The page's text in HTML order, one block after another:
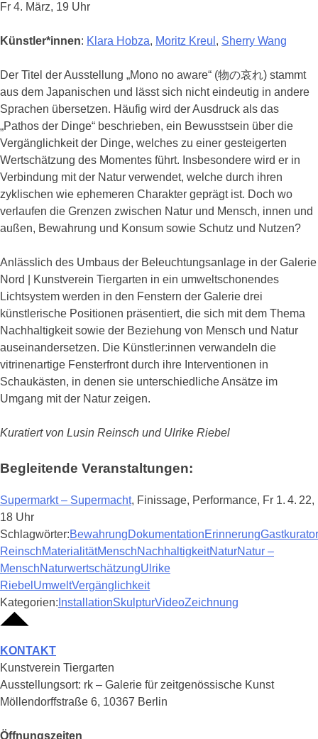
Fr 4. März, 19 Uhr
Künstler*innen: Klara Hobza, Moritz Kreul , Sherry Wang
Der Titel der Ausstellung „Mono no aware“ (物の哀れ) stammt
aus dem Japanischen und lässt sich nicht eindeutig in andere
Sprachen übersetzen. Häufig wird der Ausdruck als das
„Pathos der Dinge“ beschrieben, ein Bewusstsein über die
Vergänglichkeit der Dinge, welches zu einer gesteigerten
Wertschätzung des Momentes führt. Insbesondere wird er in
Verbindung mit der Natur verwendet, welche durch ihren
zyklischen wie ephemeren Charakter geprägt ist. Doch wo
verlaufen die Grenzen zwischen Natur und Mensch, innen und
außen, Bewahrung und Konsum sowie Schutz und Nutzen?
Anlässlich des Umbaus der Beleuchtungsanlage in der Galerie
Nord | Kunstverein Tiergarten in ein umweltschonendes
Lichtsystem werden in den Fenstern der Galerie drei
künstlerische Positionen präsentiert, die sich mit dem Thema
Nachhaltigkeit sowie der Beziehung von Mensch und Natur
auseinandersetzen. Die Künstler:innen verwandeln die
vitrinenartige Fensterfront durch ihre Interventionen in
Schaukästen, in denen sie unterschiedliche Ansätze im
Umgang mit der Natur zeigen.
Kuratiert von Lusin Reinsch und Ulrike Riebel
Begleitende Veranstaltungen:
Supermarkt – Supermacht, Finissage, Performance, Fr 1. 4. 22,
18 Uhr
Schlagwörter:BewahrungDokumentationErinnerung
ReinschMaterialitätMenschNachhaltigkeitNaturNatur –
MenschNaturwertschätzungUlrike
Riebel UmweltVergänglichkeit
Kategorien: InstallationSkulpturVideoZeichnung
KONTAKT
Kunstverein Tiergarten
Ausstellungsort: rk – Galerie für zeitgenössische Kunst
Möllendorffstraße 6, 10367 Berlin
Öffnungszeiten